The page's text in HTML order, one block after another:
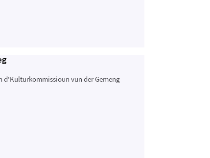
d'Kulturkommissioun vun der Gemeng